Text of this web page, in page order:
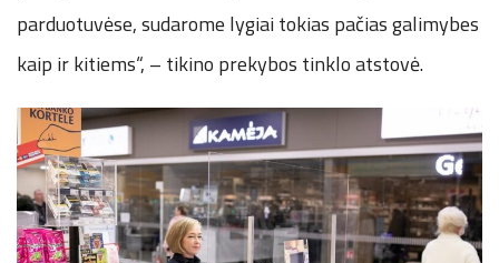
parduotuvėse, sudarome lygiai tokias pačias galimybes
kaip ir kitiems“, – tikino prekybos tinklo atstovė.